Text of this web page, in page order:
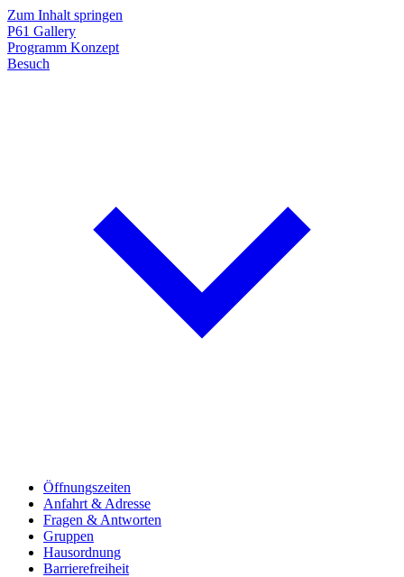
Zum Inhalt springen
P61 Gallery
Programm Konzept
Besuch
Öffnungszeiten
Anfahrt & Adresse
Fragen & Antworten
Gruppen
Hausordnung
Barrierefreiheit